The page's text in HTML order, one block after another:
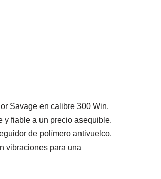
Savage en calibre 300 Win.
y fiable a un precio asequible.
de polímero antivuelco.
vibraciones para una